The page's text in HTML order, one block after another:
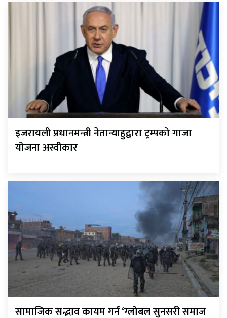
इजरायली प्रधानमन्त्री नेतान्याहुद्वारा ट्रम्पको गाजा
योजना अस्वीकार
सामाजिक सद्भाव कायम गर्न ‘ग्लोबल सुनसरी समाज